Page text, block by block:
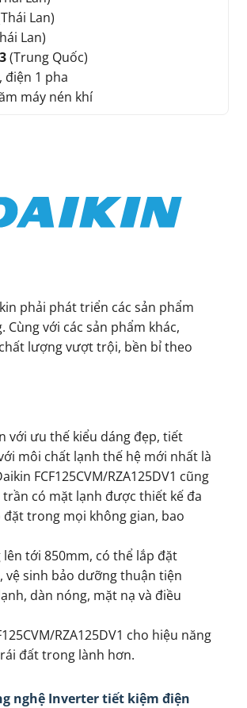
Lan)
Lan)
(Trung Quốc)
điện 1 pha
máy nén khí
phải phát triển các sản phẩm
với các sản phẩm khác,
chất lượng vượt trội, bền bỉ theo
với ưu thế kiểu dáng đẹp, tiết
môi chất lạnh thế hệ mới nhất là
FCF125CVM/RZA125DV1 cũng
có mặt lạnh được thiết kế đa
trong mọi không gian, bao
tới 850mm, có thể lắp đặt
vệ sinh bảo dưỡng thuận tiện
dàn nóng, mặt nạ và điều
RZA125DV1 cho hiệu năng
đất trong lành hơn.
nghệ Inverter tiết kiệm điện